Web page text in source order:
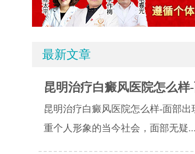
最新文章
昆明治疗白癜风医院怎么
昆明治疗白癜风医院怎么样-面部
重个人形象的当今社会，面部无疑